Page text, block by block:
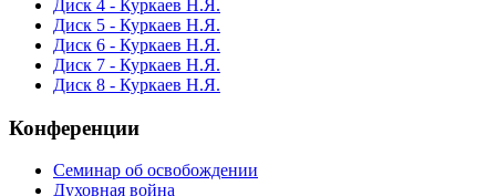
Диск 4 - Куркаев Н.Я.
Диск 5 - Куркаев Н.Я.
Диск 6 - Куркаев Н.Я.
Диск 7 - Куркаев Н.Я.
Диск 8 - Куркаев Н.Я.
Конференции
Семинар об освобождении
Духовная война